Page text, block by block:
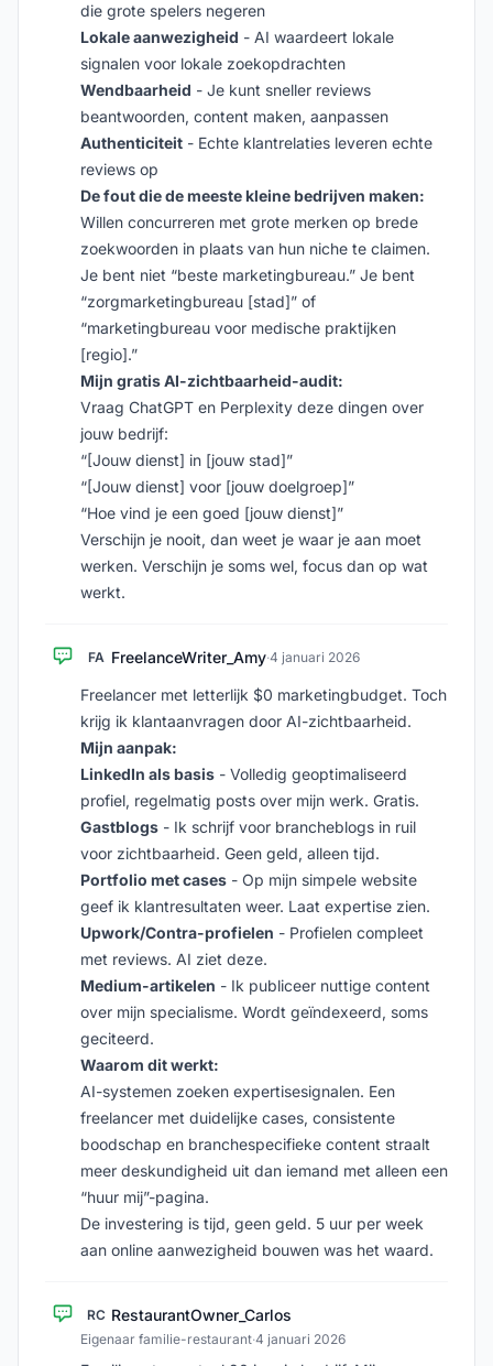
die grote spelers negeren
Lokale aanwezigheid - AI waardeert lokale
signalen voor lokale zoekopdrachten
Wendbaarheid - Je kunt sneller reviews
beantwoorden, content maken, aanpassen
Authenticiteit - Echte klantrelaties leveren echte
reviews op
De fout die de meeste kleine bedrijven maken:
Willen concurreren met grote merken op brede
zoekwoorden in plaats van hun niche te claimen.
Je bent niet “beste marketingbureau.” Je bent
“zorgmarketingbureau [stad]” of
“marketingbureau voor medische praktijken
[regio].”
Mijn gratis AI-zichtbaarheid-audit:
Vraag ChatGPT en Perplexity deze dingen over
jouw bedrijf:
“[Jouw dienst] in [jouw stad]”
“[Jouw dienst] voor [jouw doelgroep]”
“Hoe vind je een goed [jouw dienst]”
Verschijn je nooit, dan weet je waar je aan moet
werken. Verschijn je soms wel, focus dan op wat
werkt.
FA FreelanceWriter_Amy·4 januari 2026
Freelancer met letterlijk $0 marketingbudget. Toch
krijg ik klantaanvragen door AI-zichtbaarheid.
Mijn aanpak:
LinkedIn als basis - Volledig geoptimaliseerd
profiel, regelmatig posts over mijn werk. Gratis.
Gastblogs - Ik schrijf voor brancheblogs in ruil
voor zichtbaarheid. Geen geld, alleen tijd.
Portfolio met cases - Op mijn simpele website
geef ik klantresultaten weer. Laat expertise zien.
Upwork/Contra-profielen - Profielen compleet
met reviews. AI ziet deze.
Medium-artikelen - Ik publiceer nuttige content
over mijn specialisme. Wordt geïndexeerd, soms
geciteerd.
Waarom dit werkt:
AI-systemen zoeken expertisesignalen. Een
freelancer met duidelijke cases, consistente
boodschap en branchespecifieke content straalt
meer deskundigheid uit dan iemand met alleen een
“huur mij”-pagina.
De investering is tijd, geen geld. 5 uur per week
aan online aanwezigheid bouwen was het waard.
RC RestaurantOwner_Carlos
Eigenaar familie-restaurant·4 januari 2026